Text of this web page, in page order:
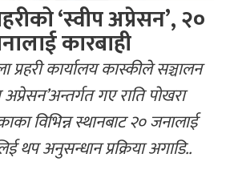
‘स्वीप अप्रेसन’, २०
कारबाही
प्रहरी कार्यालय कास्कीले सञ्चालन
अप्रेसन’अन्तर्गत गए राति पोखरा
विभिन्न स्थानबाट २० जनालाई
थप अनुसन्धान प्रक्रिया अगाडि..